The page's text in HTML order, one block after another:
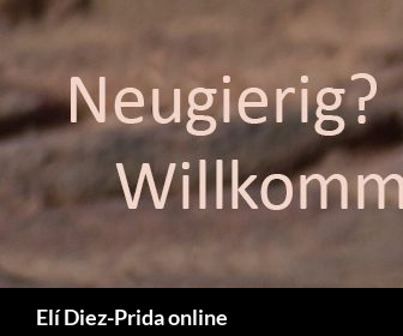
Elí Diez-Prida online